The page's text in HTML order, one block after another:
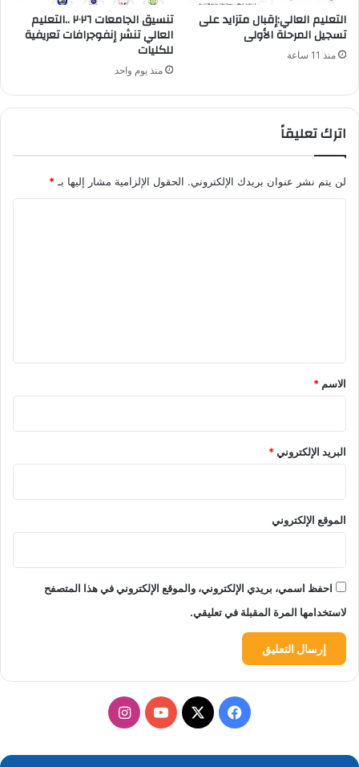
التعليم العالي:إقبال متزايد على
تسجيل المرحلة الأولى
منذ 11 ساعة
تنسيق الجامعات ٢٠٢٦ ..التعليم
العالي تنشر إنفوجرافات تعريفية
للكليات
منذ يوم واحد
اترك تعليقاً
لن يتم نشر عنوان بريدك الإلكتروني. الحقول الإلزامية مشار إليها بـ *
*
الاسم *
البريد الإلكتروني*
الموقع الإلكتروني
احفظ اسمي، بريدي الإلكتروني، والموقع الإلكتروني في هذا المتصفح
لاستخدامها المرة المقبلة في تعليقي.
فيسبوك
‫X
‫YouTubeانستقرام